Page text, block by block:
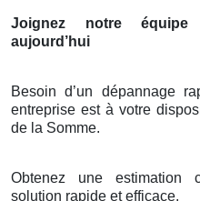
Joignez notre
aujourd’hui
Besoin d’un dépannage
entreprise est à votre
de la Somme.
Obtenez une estimation
solution rapide et efficace.